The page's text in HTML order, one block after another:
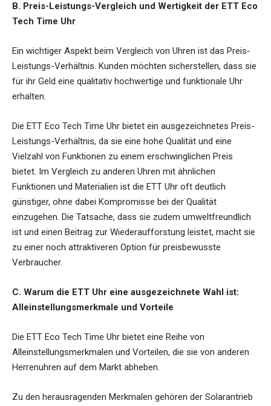
B. Preis-Leistungs-Vergleich und Wertigkeit der ETT Eco
Tech Time Uhr
Ein wichtiger Aspekt beim Vergleich von Uhren ist das Preis-
Leistungs-Verhältnis. Kunden möchten sicherstellen, dass sie
für ihr Geld eine qualitativ hochwertige und funktionale Uhr
erhalten.
Die ETT Eco Tech Time Uhr bietet ein ausgezeichnetes Preis-
Leistungs-Verhältnis, da sie eine hohe Qualität und eine
Vielzahl von Funktionen zu einem erschwinglichen Preis
bietet. Im Vergleich zu anderen Uhren mit ähnlichen
Funktionen und Materialien ist die ETT Uhr oft deutlich
günstiger, ohne dabei Kompromisse bei der Qualität
einzugehen. Die Tatsache, dass sie zudem umweltfreundlich
ist und einen Beitrag zur Wiederaufforstung leistet, macht sie
zu einer noch attraktiveren Option für preisbewusste
Verbraucher.
C. Warum die ETT Uhr eine ausgezeichnete Wahl ist:
Alleinstellungsmerkmale und Vorteile
Die ETT Eco Tech Time Uhr bietet eine Reihe von
Alleinstellungsmerkmalen und Vorteilen, die sie von anderen
Herrenuhren auf dem Markt abheben.
Zu den herausragenden Merkmalen gehören der Solarantrieb